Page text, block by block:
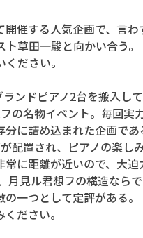
催する人気企画で、言
草田一駿と向かい合う。
ださい。
ンドピアノ2台を搬入し
の名物イベント。毎回実
に詰め込まれた企画であ
配置され、ピアノの楽し
に距離が近いので、大
月見ル君想フの構造なら
一つとして定評がある。
ださい。